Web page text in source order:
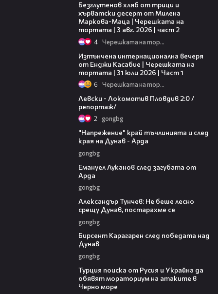
Безглутенов хляб от трици и
хърватски десерт от Милена
Маркова-Маца | Черешката на
тортата | 3 авг. 2026 | част 2
4 Черешката на тортата
Изтънчена интернационална вечеря
от Енджи Касабие | Черешката на
тортата | 31 юли 2026 | Част 1
6 Черешката на тортата
Левски - Локомотив Пловдив 2:0 /
репортаж/
2 gongbg
"Напрежение" край тъчлинията и след
края на Дунав - Арда
gongbg
Емануел Луканов след загубата от
Арда
gongbg
Александър Тунчев: Не беше лесно
срещу Дунав, постарахме се
gongbg
Бирсент Карагарен след победата над
Дунав
gongbg
Турция поиска от Русия и Украйна да
обявят мораториум на атаките в
Черно море